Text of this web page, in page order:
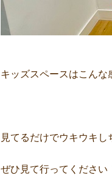
キッズスペースはこんな
見てるだけでウキウキし
ぜひ見て行ってください